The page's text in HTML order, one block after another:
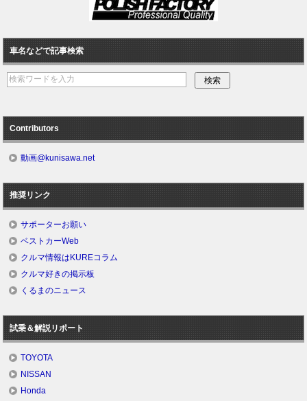
車名などで記事検索
Contributors
動画@kunisawa.net
推奨リンク
サポーターお願い
ベストカーWeb
クルマ情報はKUREコラム
クルマ好きの掲示板
くるまのニュース
試乗＆解説リポート
TOYOTA
NISSAN
Honda